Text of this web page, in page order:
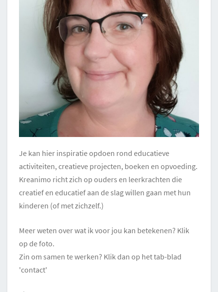
Je kan hier inspiratie opdoen rond educatieve
activiteiten, creatieve projecten, boeken en opvoeding.
Kreanimo richt zich op ouders en leerkrachten die
creatief en educatief aan de slag willen gaan met hun
kinderen (of met zichzelf.)
Meer weten over wat ik voor jou kan betekenen? Klik
op de foto.
Zin om samen te werken? Klik dan op het tab-blad
'contact'